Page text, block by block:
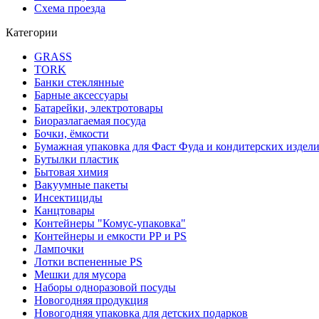
Схема проезда
Категории
GRASS
TORK
Банки стеклянные
Барные аксессуары
Батарейки, электротовары
Биоразлагаемая посуда
Бочки, ёмкости
Бумажная упаковка для Фаст Фуда и кондитерских
Бутылки пластик
Бытовая химия
Вакуумные пакеты
Инсектициды
Канцтовары
Контейнеры "Комус-упаковка"
Контейнеры и емкости РР и PS
Лампочки
Лотки вспененные PS
Мешки для мусора
Наборы одноразовой посуды
Новогодняя продукция
Новогодняя упаковка для детских подарков